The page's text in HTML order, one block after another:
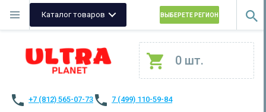
Каталог товаров ВЫБЕРЕТЕ РЕГИОН
0 шт.
+7 (812) 565-07-73
7 (499) 110-59-84